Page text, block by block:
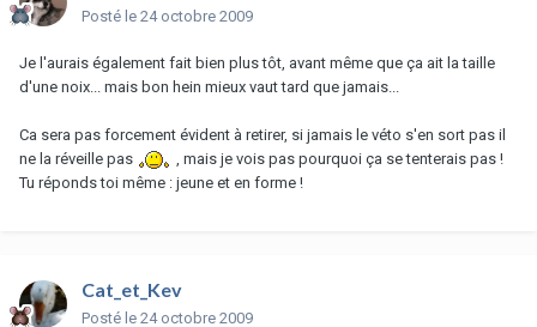
Posté le 24 octobre 2009
Je l'aurais également fait bien plus tôt, avant même que ça ait la taille
d'une noix... mais bon hein mieux vaut tard que jamais...
Ca sera pas forcement évident à retirer, si jamais le véto s'en sort pas il
ne la réveille pas
, mais je vois pas pourquoi ça se tenterais pas !
Tu réponds toi même : jeune et en forme !
Cat_et_Kev
Posté le 24 octobre 2009